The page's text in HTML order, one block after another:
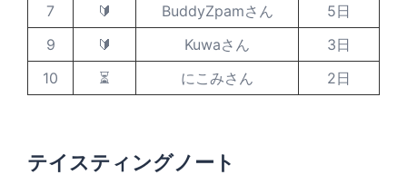
7
🔰 BuddyZpamさん
5日
9
🔰 Kuwaさん
3日
10
⏳ にこみさん 2日
テイスティングノート